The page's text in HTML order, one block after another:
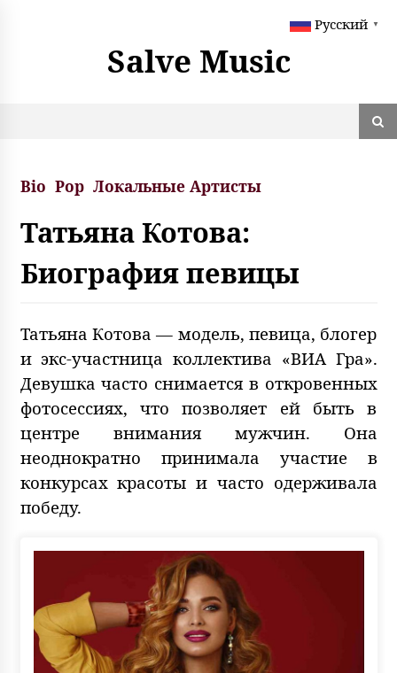
Salve Music
Bio Pop Локальные Артисты
Татьяна Котова:
Биография певицы
Татьяна Котова — модель, певица, блогер
и экс-участница коллектива «ВИА Гра».
Девушка часто снимается в откровенных
фотосессиях, что позволяет ей быть в
центре внимания мужчин. Она
неоднократно принимала участие в
конкурсах красоты и часто одерживала
победу.
Русский ▼